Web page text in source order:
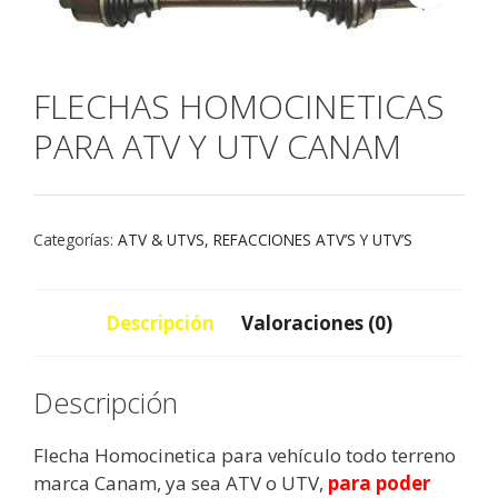
FLECHAS HOMOCINETICAS
PARA ATV Y UTV CANAM
Categorías: ATV & UTVS, REFACCIONES ATV’S Y UTV’S
Descripción Valoraciones (0)
Descripción
Flecha Homocinetica para vehículo todo terreno
marca Canam, ya sea ATV o UTV, para poder